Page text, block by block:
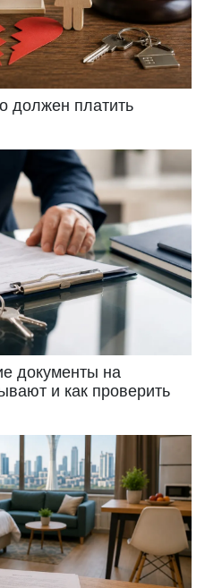
должен платить
документы на
и как проверить